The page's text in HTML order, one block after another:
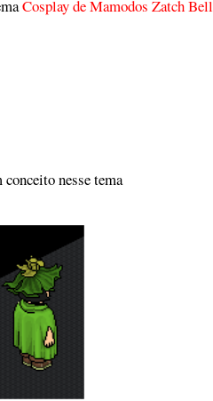
Cosplay de Mamodos Zatch Bell
nesse tema